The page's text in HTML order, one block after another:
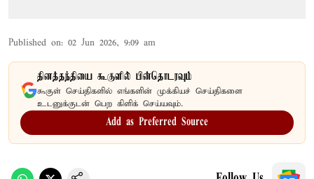
Published on: 02 Jun 2026, 9:09 am
தினத்தந்தியை கூகுளில் பின்தொடரவும்
கூகுள் செய்திகளில் எங்களின் முக்கியச் செய்திகளை
உடனுக்குடன் பெற கிளிக் செய்யவும்.
Add as Preferred Source